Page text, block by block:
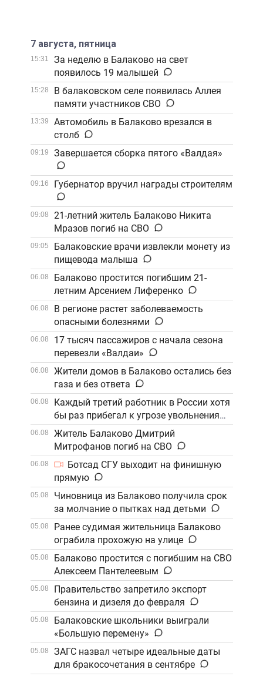
7 августа, пятница
15:31
За неделю в Балаково на свет
появилось 19 малышей
15:28
В балаковском селе появилась Аллея
памяти участников СВО
13:39
Автомобиль в Балаково врезался в
столб
09:19 Завершается сборка пятого «Валдая»
09:16 Губернатор вручил награды строителям
09:08
21-летний житель Балаково Никита
Мразов погиб на СВО
09:05
Балаковские врачи извлекли монету из
пищевода малыша
06.08
Балаково простится погибшим 21-
летним Арсением Лиференко
06.08
В регионе растет заболеваемость
опасными болезнями
06.08
17 тысяч пассажиров с начала сезона
перевезли «Валдаи»
06.08
Жители домов в Балаково остались без
газа и без ответа
06.08
Каждый третий работник в России хотя
бы раз прибегал к угрозе увольнения
06.08
Житель Балаково Дмитрий
Митрофанов погиб на СВО
06.08
Ботсад СГУ выходит на финишную
прямую
05.08
Чиновница из Балаково получила срок
за молчание о пытках над детьми
05.08
Ранее судимая жительница Балаково
ограбила прохожую на улице
05.08
Балаково простится с погибшим на СВО
Алексеем Пантелеевым
05.08
Правительство запретило экспорт
бензина и дизеля до февраля
05.08
Балаковские школьники выиграли
«Большую перемену»
05.08
ЗАГС назвал четыре идеальные даты
для бракосочетания в сентябре